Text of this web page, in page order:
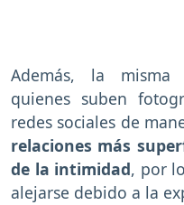
Además, la misma
quienes suben
redes sociales de
relaciones más
de la intimidad, por
alejarse debido a la